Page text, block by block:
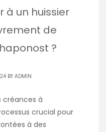
à un huissier
de
?
BY ADMIN
créances à
crucial pour
à des